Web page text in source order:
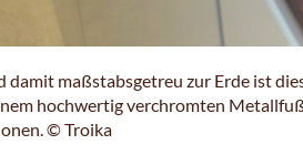
damit maßstabsgetreu zur Erde ist
hochwertig verchromten
© Troika